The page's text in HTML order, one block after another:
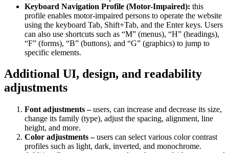
Keyboard Navigation Profile (Motor-Impaired): this
profile enables motor-impaired persons to operate the website
using the keyboard Tab, Shift+Tab, and the Enter keys. Users
can also use shortcuts such as “M” (menus), “H” (headings),
“F” (forms), “B” (buttons), and “G” (graphics) to jump to
specific elements.
Additional UI, design, and readability
adjustments
Font adjustments –users, can increase and decrease its size,
change its family (type), adjust the spacing, alignment, line
height, and more.
Color adjustments –users can select various color contrast
profiles such as light, dark, inverted, and monochrome.